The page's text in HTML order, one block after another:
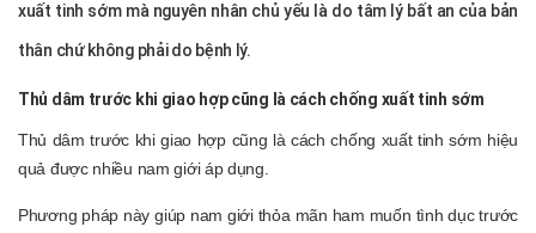
xuất tinh sớm mà nguyên nhân chủ yếu là do tâm lý bất an của bản
thân chứ không phải do bệnh lý.
Thủ dâm trước khi giao hợp cũng là cách chống xuất tinh sớm
Thủ dâm trước khi giao hợp cũng là cách chống xuất tinh sớm hiệu
quả được nhiều nam giới áp dụng.
Phương pháp này giúp nam giới thỏa mãn ham muốn tình dục trước